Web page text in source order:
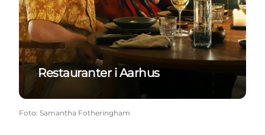
Restauranter i Aarhus
Foto: Samantha Fotheringham